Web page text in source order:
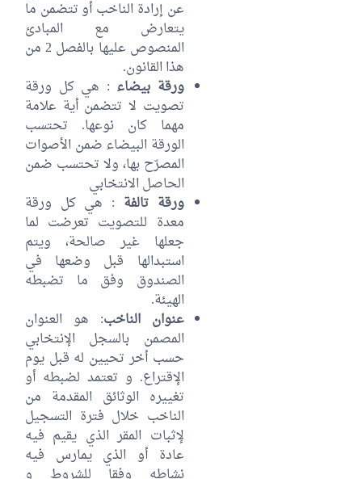
عن إرادة الناخب أو تتضمن ما
يتعارض مع المبادئ
المنصوص عليها بالفصل 2 من
هذا القانون.
ورقة بيضاء : هي كل ورقة
تصويت لا تتضمن أية علامة
مهما كان نوعها. تحتسب
الورقة البيضاء ضمن الأصوات
المصرّح بها، ولا تحتسب ضمن
الحاصل الانتخابي
ورقة تالفة : هي كل ورقة
معدة للتصويت تعرضت لما
جعلها غير صالحة، ويتم
استبدالها قبل وضعها في
الصندوق وفق ما تضبطه
الهيئة.
عنوان الناخب: هو العنوان
المصمن بالسجل الإنتخابي
حسب أخر تحيين له قبل يوم
الإقتراع. و تعتمد لضبطه أو
تغييره الوثائق المقدمة من
الناخب خلال فترة التسجيل
لإثبات المقر الذي يقيم فيه
عادة أو الذي يمارس فيه